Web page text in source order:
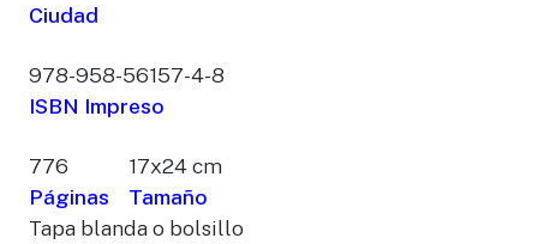
Ciudad
978-958-56157-4-8
ISBN Impreso
776
Páginas
17x24 cm
Tamaño
Tapa blanda o bolsillo